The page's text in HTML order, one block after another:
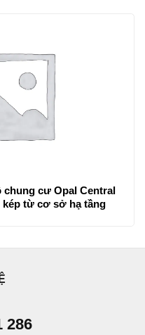
chung cư Opal Central
từ cơ sở hạ tầng
286